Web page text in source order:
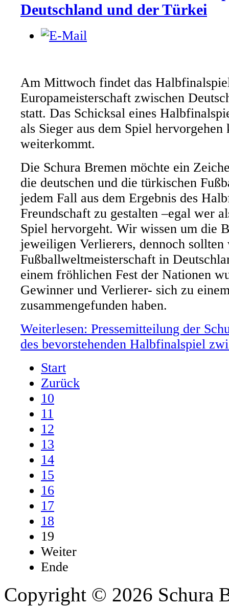
Deutschland und der Türkei
Am Mittwoch findet das
Europameisterschaft zwischen
statt. Das Schicksal eines
als Sieger aus dem Spiel hervorgehen
weiterkommt.
Die Schura Bremen möchte ein
die deutschen und die türkischen
jedem Fall aus dem Ergebnis des
Freundschaft zu gestalten –egal wer
Spiel hervorgeht. Wir wissen um die
jeweiligen Verlierers, dennoch
Fußballweltmeisterschaft in
einem fröhlichen Fest der Nationen
Gewinner und Verlierer- sich zu
zusammengefunden haben.
Weiterlesen: Pressemitteilung der
des bevorstehenden Halbfinalspiel
Start
Zurück
10
11
12
13
14
15
16
17
18
19
Weiter
Ende
Copyright © 2026 Schura